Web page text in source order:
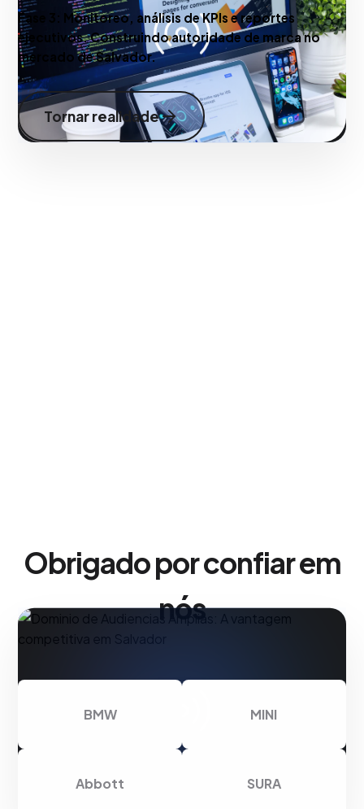
Fase 3: Monitoreo, análisis de KPIs e reportes
ejecutivos. Construindo autoridade de marca no
mercado de Salvador.
Tornar realidade
Obrigado por confiar em
nós
BMW MINI
Abbott SURA